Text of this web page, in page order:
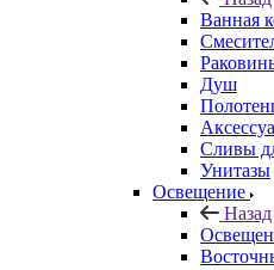
Ванная
Душ
Сливы
Унитазы
Освещение
Назад